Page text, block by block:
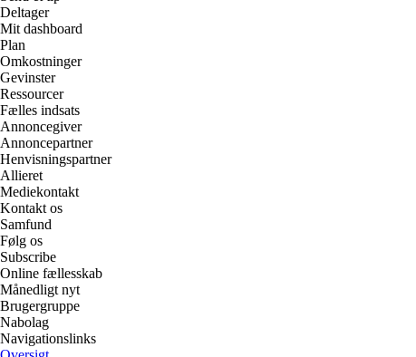
Deltager
Mit dashboard
Plan
Omkostninger
Gevinster
Ressourcer
Fælles indsats
Annoncegiver
Annoncepartner
Henvisningspartner
Allieret
Mediekontakt
Kontakt os
Samfund
Følg os
Subscribe
Online fællesskab
Månedligt nyt
Brugergruppe
Nabolag
Navigationslinks